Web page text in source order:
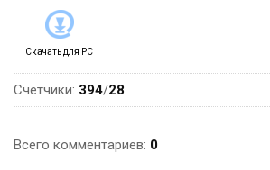
Скачать для PC
Счетчики: 394/28
Всего комментариев: 0